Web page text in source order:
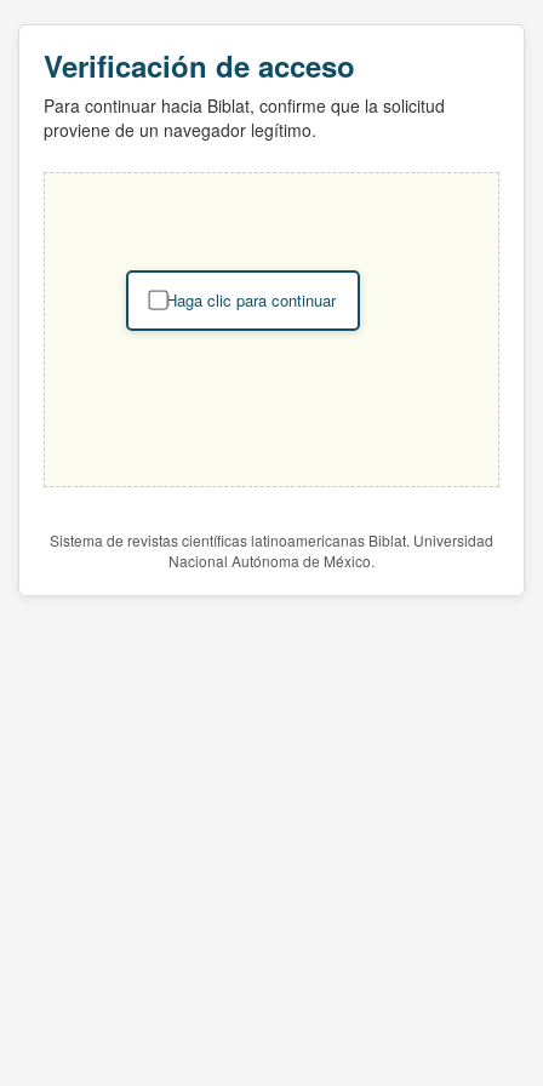
Verificación de acceso
Para continuar hacia Biblat, confirme que la solicitud
proviene de un navegador legítimo.
Haga clic para continuar
Sistema de revistas científicas latinoamericanas Biblat. Universidad
Nacional Autónoma de México.